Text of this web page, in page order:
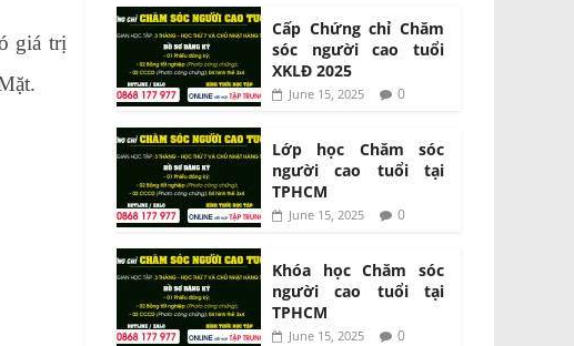
giá trị
Cấp Chứng chỉ Chăm
sóc người cao tuổi
XKLĐ 2025
June 15, 2025 0
Lớp học Chăm sóc
người cao tuổi tại
TPHCM
June 15, 2025 0
Khóa học Chăm sóc
người cao tuổi tại
TPHCM
June 15, 2025 0